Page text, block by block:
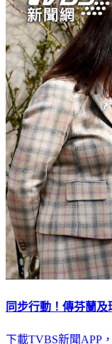
同步行動！傳芬蘭
下載TVBS新聞APP